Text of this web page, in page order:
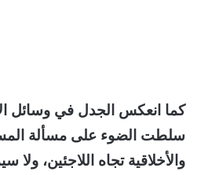
كما انعكس الجدل في وسائل
سلطت الضوء على مسألة
والأخلاقية تجاه اللاجئين، ولا